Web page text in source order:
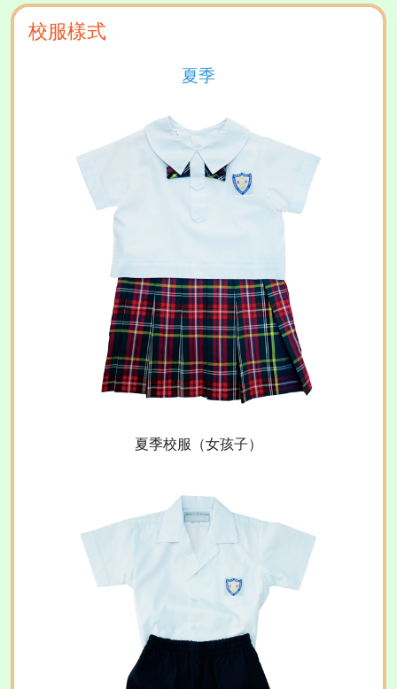
校服樣式
夏季
夏季校服（女孩子）